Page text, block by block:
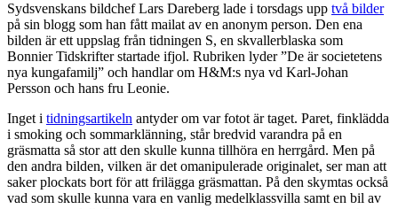
Sydsvenskans bildchef Lars Dareberg lade i torsdags upp två bilder
på sin blogg som han fått mailat av en anonym person. Den ena
bilden är ett uppslag från tidningen S, en skvallerblaska som
Bonnier Tidskrifter startade ifjol. Rubriken lyder ”De är societetens
nya kungafamilj” och handlar om H&M:s nya vd Karl-Johan
Persson och hans fru Leonie.
Inget i tidningsartikeln antyder om var fotot är taget. Paret, finklädda
i smoking och sommarklänning, står bredvid varandra på en
gräsmatta så stor att den skulle kunna tillhöra en herrgård. Men på
den andra bilden, vilken är det omanipulerade originalet, ser man att
saker plockats bort för att frilägga gräsmattan. På den skymtas också
vad som skulle kunna vara en vanlig medelklassvilla samt en bil av